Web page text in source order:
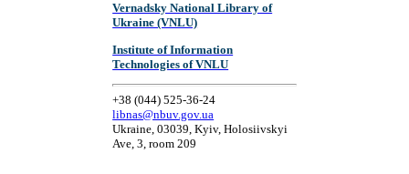
Vernadsky National Library of
Ukraine (VNLU)
Institute of Information
Technologies of VNLU
+38 (044) 525-36-24
libnas@nbuv.gov.ua
Ukraine, 03039, Kyiv, Holosiivskyi
Ave, 3, room 209